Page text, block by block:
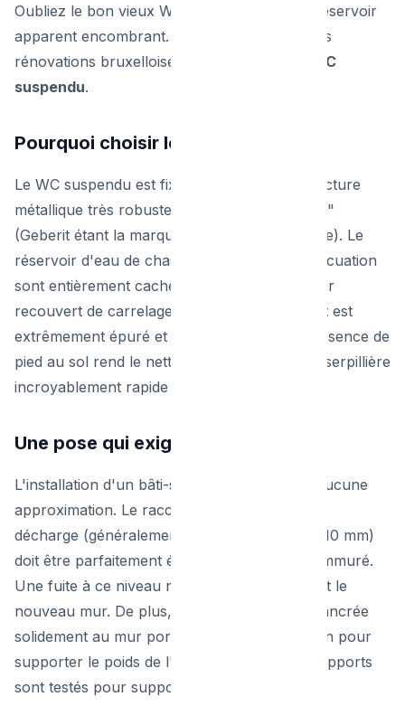
Oubliez le bon vieux WC sur pied avec son réservoir
apparent encombrant. La star incontestée des
rénovations bruxelloises est aujourd'hui le
WC
suspendu.
Pourquoi choisir le suspendu ?
Le WC suspendu est fixé au mur via une structure
métallique très robuste appelée "bâti-support"
(Geberit étant la marque de référence absolue). Le
réservoir d'eau de chasse et les tuyaux d'évacuation
sont entièrement cachés derrière un faux-mur
recouvert de carrelage ou de peinture. L'effet est
extrêmement épuré et moderne. De plus, l'absence de
pied au sol rend le nettoyage de la pièce à la serpillière
incroyablement rapide et hygiénique.
Une pose qui exige un expert
L'installation d'un bâti-support ne souffre d'aucune
approximation. Le raccordement au tuyau de
décharge (généralement en diamètre 90 ou 110 mm)
doit être parfaitement étanche avant d'être emmuré.
Une fuite à ce niveau nécessite de casser tout le
nouveau mur. De plus, la structure doit être ancrée
solidement au mur porteur ou au sol en béton pour
supporter le poids de l'utilisateur (les bâtis-supports
sont testés pour supporter 400 kg).